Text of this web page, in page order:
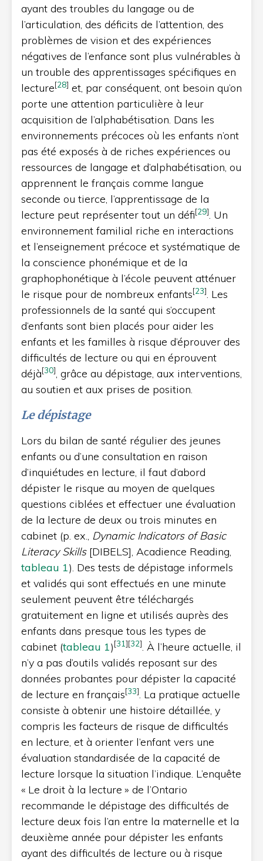
ayant des troubles du langage ou de
l’articulation, des déficits de l’attention, des
problèmes de vision et des expériences
négatives de l’enfance sont plus vulnérables à
un trouble des apprentissages spécifiques en
lecture[28] et, par conséquent, ont besoin qu’on
porte une attention particulière à leur
acquisition de l’alphabétisation. Dans les
environnements précoces où les enfants n’ont
pas été exposés à de riches expériences ou
ressources de langage et d’alphabétisation, ou
apprennent le français comme langue
seconde ou tierce, l’apprentissage de la
lecture peut représenter tout un défi[29]. Un
environnement familial riche en interactions
et l’enseignement précoce et systématique de
la conscience phonémique et de la
graphophonétique à l’école peuvent atténuer
le risque pour de nombreux enfants[23]. Les
professionnels de la santé qui s’occupent
d’enfants sont bien placés pour aider les
enfants et les familles à risque d’éprouver des
difficultés de lecture ou qui en éprouvent
déjà[30], grâce au dépistage, aux interventions,
au soutien et aux prises de position.
Le dépistage
Lors du bilan de santé régulier des jeunes
enfants ou d’une consultation en raison
d’inquiétudes en lecture, il faut d’abord
dépister le risque au moyen de quelques
questions ciblées et effectuer une évaluation
de la lecture de deux ou trois minutes en
cabinet (p. ex., Dynamic Indicators of Basic
Literacy Skills[DIBELS], Acadience Reading,
tableau 1). Des tests de dépistage informels
et validés qui sont effectués en une minute
seulement peuvent être téléchargés
gratuitement en ligne et utilisés auprès des
enfants dans presque tous les types de
cabinet (tableau 1)[31][32]. À l’heure actuelle, il
n’y a pas d’outils validés reposant sur des
données probantes pour dépister la capacité
de lecture en français[33]. La pratique actuelle
consiste à obtenir une histoire détaillée, y
compris les facteurs de risque de difficultés
en lecture, et à orienter l’enfant vers une
évaluation standardisée de la capacité de
lecture lorsque la situation l’indique. L’enquête
« Le droit à la lecture » de l’Ontario
recommande le dépistage des difficultés de
lecture deux fois l’an entre la maternelle et la
deuxième année pour dépister les enfants
ayant des difficultés de lecture ou à risque